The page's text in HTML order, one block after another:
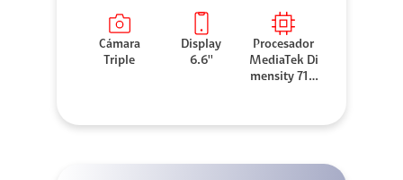
Cámara
Triple
Display
6.6''
Procesador
MediaTek Di
mensity 710